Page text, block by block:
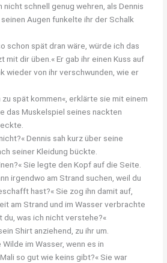
nicht schnell genug wehren, als Dennis
Augen funkelte ihr der Schalk
schon spät dran wäre, würde ich das
mit dir üben.« Er gab ihr einen Kuss auf
wieder von ihr verschwunden, wie er
spät kommen«, erklärte sie mit einem
das Muskelspiel seines nackten
Dennis sah kurz über seine
seiner Kleidung bückte.
Sie legte den Kopf auf die Seite.
irgendwo am Strand suchen, weil du
hast?« Sie zog ihn damit auf,
am Strand und im Wasser verbrachte
du, was ich nicht verstehe?«
Shirt anziehend, zu ihr um.
im Wasser, wenn es in
so gut wie keins gibt?« Sie war